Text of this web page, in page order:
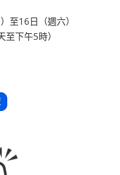
至16日（週六）
下午5時）